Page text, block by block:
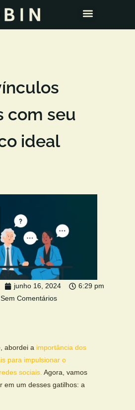
com seu
ideal
junho 16, 2024
6:29 pm
Sem Comentários
abordei a importância dos
para impulsionar o
sociais. Agora, vamos
em um desses gatilhos: a